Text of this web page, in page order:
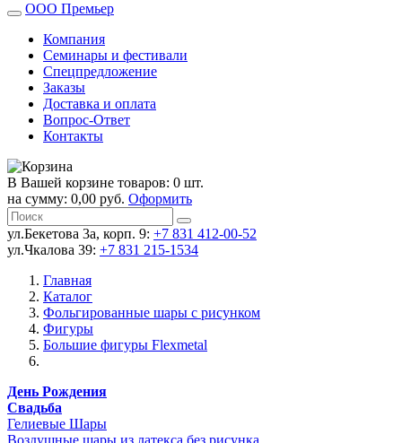
ООО Премьер
Компания
Семинары и фестивали
Спецпредложение
Заказы
Доставка и оплата
Вопрос-Ответ
Контакты
В Вашей корзине товаров: 0 шт.
на сумму: 0,00 руб. Оформить
ул.Бекетова 3а, корп. 9: +7 831 412-00-52
ул.Чкалова 39: +7 831 215-1534
Главная
Каталог
Фольгированные шары с рисунком
Фигуры
Большие фигуры Flexmetal
День Рождения
Свадьба
Гелиевые Шары
Воздушные шары из латекса без рисунка